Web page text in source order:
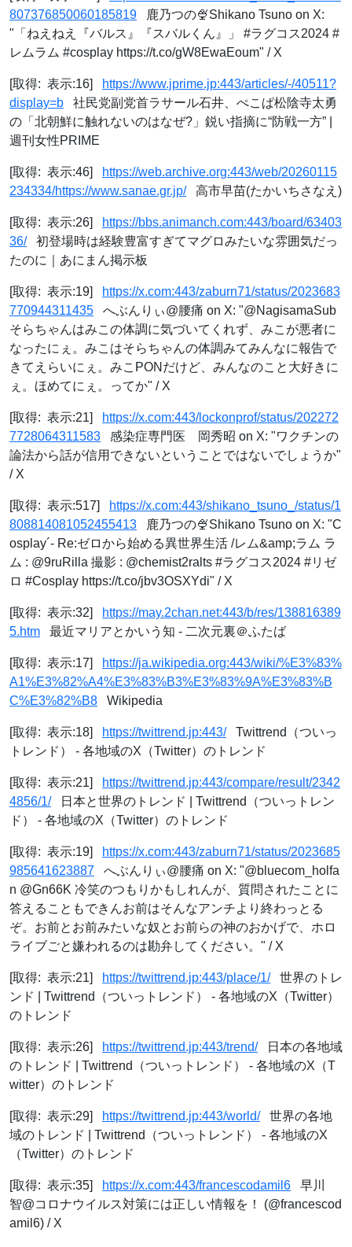
807376850060185819 鹿乃つの🍨Shikano Tsuno on X:
"「ねえねえ『バルス』『スバルくん』」 #ラグコス2024 #
レムラム #cosplay https://t.co/gW8EwaEoum" / X
[取得: 表示:16]
https://www.jprime.jp:443/articles/-/40511?
display=b 社民党副党首ラサール石井、ぺこぱ松陰寺太勇
の「北朝鮮に触れないのはなぜ?」鋭い指摘に“防戦一方” |
週刊女性PRIME
[取得: 表示:46]
https://web.archive.org:443/web/20260115
234334/https://www.sanae.gr.jp/高市早苗(たかいちさなえ)
[取得: 表示:26]
https://bbs.animanch.com:443/board/63403
36/初登場時は経験豊富すぎてマグロみたいな雰囲気だっ
たのに｜あにまん掲示板
[取得: 表示:19]
https://x.com:443/zaburn71/status/2023683
770944311435 へぶんりぃ@腰痛 on X: "@NagisamaSub
そらちゃんはみこの体調に気づいてくれず、みこが悪者に
なったにぇ。みこはそらちゃんの体調みてみんなに報告で
きてえらいにぇ。みこPONだけど、みんなのこと大好きに
ぇ。ほめてにぇ。ってか" / X
[取得: 表示:21]
https://x.com:443/lockonprof/status/202272
7728064311583 感染症専門医 岡秀昭 on X: "ワクチンの
論法から話が信用できないということではないでしょうか"
/ X
[取得: 表示:517]
https://x.com:443/shikano_tsuno_/status/1
808814081052455413 鹿乃つの🍨Shikano Tsuno on X: "C
osplay´- Re:ゼロから始める異世界生活 /レム&amp;ラム ラ
ム : @9ruRilla 撮影 : @chemist2ralts #ラグコス2024 #リゼ
ロ #Cosplay https://t.co/jbv3OSXYdi" / X
[取得: 表示:32]
https://may.2chan.net:443/b/res/138816389
5.htm 最近マリアとかいう知 - 二次元裏＠ふたば
[取得: 表示:17]
https://ja.wikipedia.org:443/wiki/%E3%83%
A1%E3%82%A4%E3%83%B3%E3%83%9A%E3%83%B
C%E3%82%B8 Wikipedia
[取得: 表示:18] https://twittrend.jp:443/Twittrend（ついっ
トレンド） - 各地域のX（Twitter）のトレンド
[取得: 表示:21]
https://twittrend.jp:443/compare/result/2342
4856/1/日本と世界のトレンド | Twittrend（ついっトレン
ド） - 各地域のX（Twitter）のトレンド
[取得: 表示:19]
https://x.com:443/zaburn71/status/2023685
985641623887 へぶんりぃ@腰痛 on X: "@bluecom_holfa
n @Gn66K 冷笑のつもりかもしれんが、質問されたことに
答えることもできんお前はそんなアンチより終わっとる
ぞ。お前とお前みたいな奴とお前らの神のおかげで、ホロ
ライブごと嫌われるのは勘弁してください。" / X
[取得: 表示:21] https://twittrend.jp:443/place/1/世界のトレ
ンド | Twittrend（ついっトレンド） - 各地域のX（Twitter）
のトレンド
[取得: 表示:26] https://twittrend.jp:443/trend/日本の各地域
のトレンド | Twittrend（ついっトレンド） - 各地域のX（T
witter）のトレンド
[取得: 表示:29] https://twittrend.jp:443/world/世界の各地
域のトレンド | Twittrend（ついっトレンド） - 各地域のX
（Twitter）のトレンド
[取得: 表示:35] https://x.com:443/francescodamil6 早川
智@コロナウイルス対策には正しい情報を！ (@francescod
amil6) / X